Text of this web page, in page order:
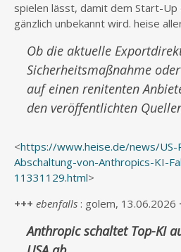
spielen lässt, damit dem Start-Up
gänzlich unbekannt wird. heise
Ob die aktuelle
Sicherheitsmaßnahme
auf einen renitenten
den veröffentlichten
<https://www.heise.de/news/
Abschaltung-von-Anthropics-KI-
11331129.html>
+++ ebenfalls : golem, 13.06.2026
Anthropic schaltet Top-KI